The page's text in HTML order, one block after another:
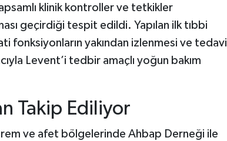
klinik kontroller ve tetkikler
geçirdiği tespit edildi. Yapılan ilk tıbbi
fonksiyonların yakından izlenmesi ve tedavi
Levent’i tedbir amaçlı yoğun bakım
Takip Ediliyor
ve afet bölgelerinde Ahbap Derneği ile